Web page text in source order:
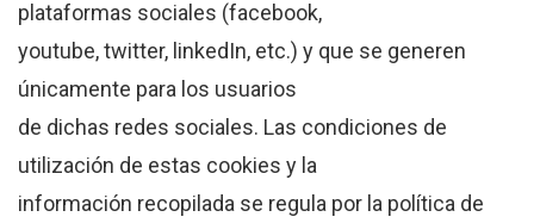
plataformas sociales (facebook,
youtube, twitter, linkedIn, etc.) y que se generen
únicamente para los usuarios
de dichas redes sociales. Las condiciones de
utilización de estas cookies y la
información recopilada se regula por la política de